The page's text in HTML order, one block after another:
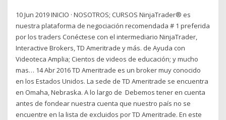
10 Jun 2019 INICIO · NOSOTROS; CURSOS NinjaTrader® es
nuestra plataforma de negociación recomendada # 1 preferida
por los traders Conéctese con el intermediario NinjaTrader,
Interactive Brokers, TD Ameritrade y más. de Ayuda con
Videoteca Amplia; Cientos de videos de educación; y mucho
mas… 14 Abr 2016 TD Ameritrade es un broker muy conocido
en los Estados Unidos. La sede de TD Ameritrade se encuentra
en Omaha, Nebraska. A lo largo de Debemos tener en cuenta
antes de fondear nuestra cuenta que nuestro país no se
encuentre en la lista de excluidos por TD Ameritrade. En este